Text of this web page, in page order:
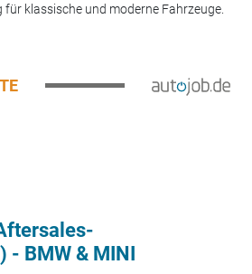
klassische und moderne Fahrzeuge.
- BMW & MINI